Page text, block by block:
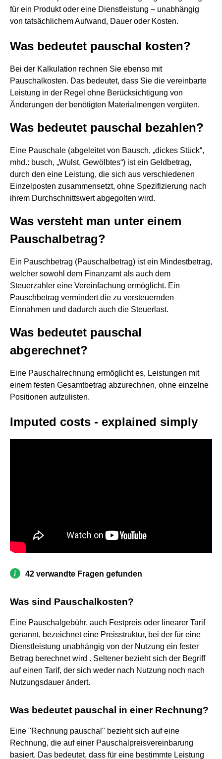
für ein Produkt oder eine Dienstleistung – unabhängig
von tatsächlichem Aufwand, Dauer oder Kosten.
Was bedeutet pauschal kosten?
Bei der Kalkulation rechnen Sie ebenso mit
Pauschalkosten. Das bedeutet, dass Sie die vereinbarte
Leistung in der Regel ohne Berücksichtigung von
Änderungen der benötigten Materialmengen vergüten.
Was bedeutet pauschal bezahlen?
Eine Pauschale (abgeleitet von Bausch, „dickes Stück“,
mhd.: busch, „Wulst, Gewölbtes“) ist ein Geldbetrag,
durch den eine Leistung, die sich aus verschiedenen
Einzelposten zusammensetzt, ohne Spezifizierung nach
ihrem Durchschnittswert abgegolten wird.
Was versteht man unter einem
Pauschalbetrag?
Ein Pauschbetrag (Pauschalbetrag) ist ein Mindestbetrag,
welcher sowohl dem Finanzamt als auch dem
Steuerzahler eine Vereinfachung ermöglicht. Ein
Pauschbetrag vermindert die zu versteuernden
Einnahmen und dadurch auch die Steuerlast.
Was bedeutet pauschal
abgerechnet?
Eine Pauschalrechnung ermöglicht es, Leistungen mit
einem festen Gesamtbetrag abzurechnen, ohne einzelne
Positionen aufzulisten.
Imputed costs - explained simply
42 verwandte Fragen gefunden
Was sind Pauschalkosten?
Eine Pauschalgebühr, auch Festpreis oder linearer Tarif
genannt, bezeichnet eine Preisstruktur, bei der für eine
Dienstleistung unabhängig von der Nutzung ein fester
Betrag berechnet wird . Seltener bezieht sich der Begriff
auf einen Tarif, der sich weder nach Nutzung noch nach
Nutzungsdauer ändert.
Was bedeutet pauschal in einer Rechnung?
Eine "Rechnung pauschal" bezieht sich auf eine
Rechnung, die auf einer Pauschalpreisvereinbarung
basiert. Das bedeutet, dass für eine bestimmte Leistung